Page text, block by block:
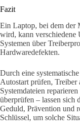
Fazit
Ein Laptop, bei dem der
wird, kann verschiedene
Systemen über
Hardwaredefekten.
Durch eine
Autostart prüfen, Treiber
Systemdateien
überprüfen – lassen sich
Geduld, Prävention und
Schlüssel, um solche